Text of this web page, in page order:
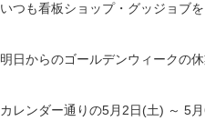
いつも看板ショップ・グッジョブ
明日からのゴールデンウィークの
カレンダー通りの5月2日(土) ～ 5